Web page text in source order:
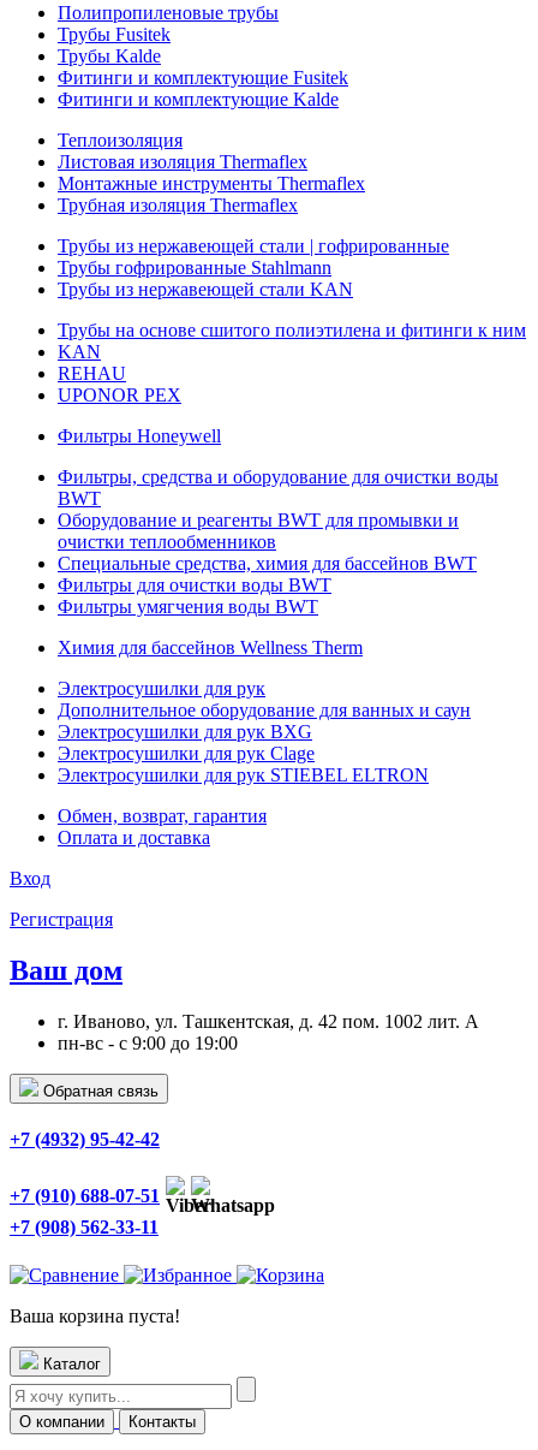
Полипропиленовые трубы
Трубы Fusitek
Трубы Kalde
Фитинги и комплектующие Fusitek
Фитинги и комплектующие Kalde
Теплоизоляция
Листовая изоляция Thermaflex
Монтажные инструменты Thermaflex
Трубная изоляция Thermaflex
Трубы из нержавеющей стали | гофрированные
Трубы гофрированные Stahlmann
Трубы из нержавеющей стали KAN
Трубы на основе сшитого полиэтилена и фитинги к ним
KAN
REHAU
UPONOR PEX
Фильтры Honeywell
Фильтры, средства и оборудование для очистки воды
BWT
Оборудование и реагенты BWT для промывки и
очистки теплообменников
Специальные средства, химия для бассейнов BWT
Фильтры для очистки воды BWT
Фильтры умягчения воды BWT
Химия для бассейнов Wellness Therm
Электросушилки для рук
Дополнительное оборудование для ванных и саун
Электросушилки для рук BXG
Электросушилки для рук Clage
Электросушилки для рук STIEBEL ELTRON
Обмен, возврат, гарантия
Оплата и доставка
Вход
Регистрация
Ваш дом
г. Иваново, ул. Ташкентская, д. 42 пом. 1002 лит. А
пн-вс - с 9:00 до 19:00
Обратная связь
+7 (4932) 95-42-42
+7 (910) 688-07-51
+7 (908) 562-33-11
Ваша корзина пуста!
Каталог
О компании Контакты